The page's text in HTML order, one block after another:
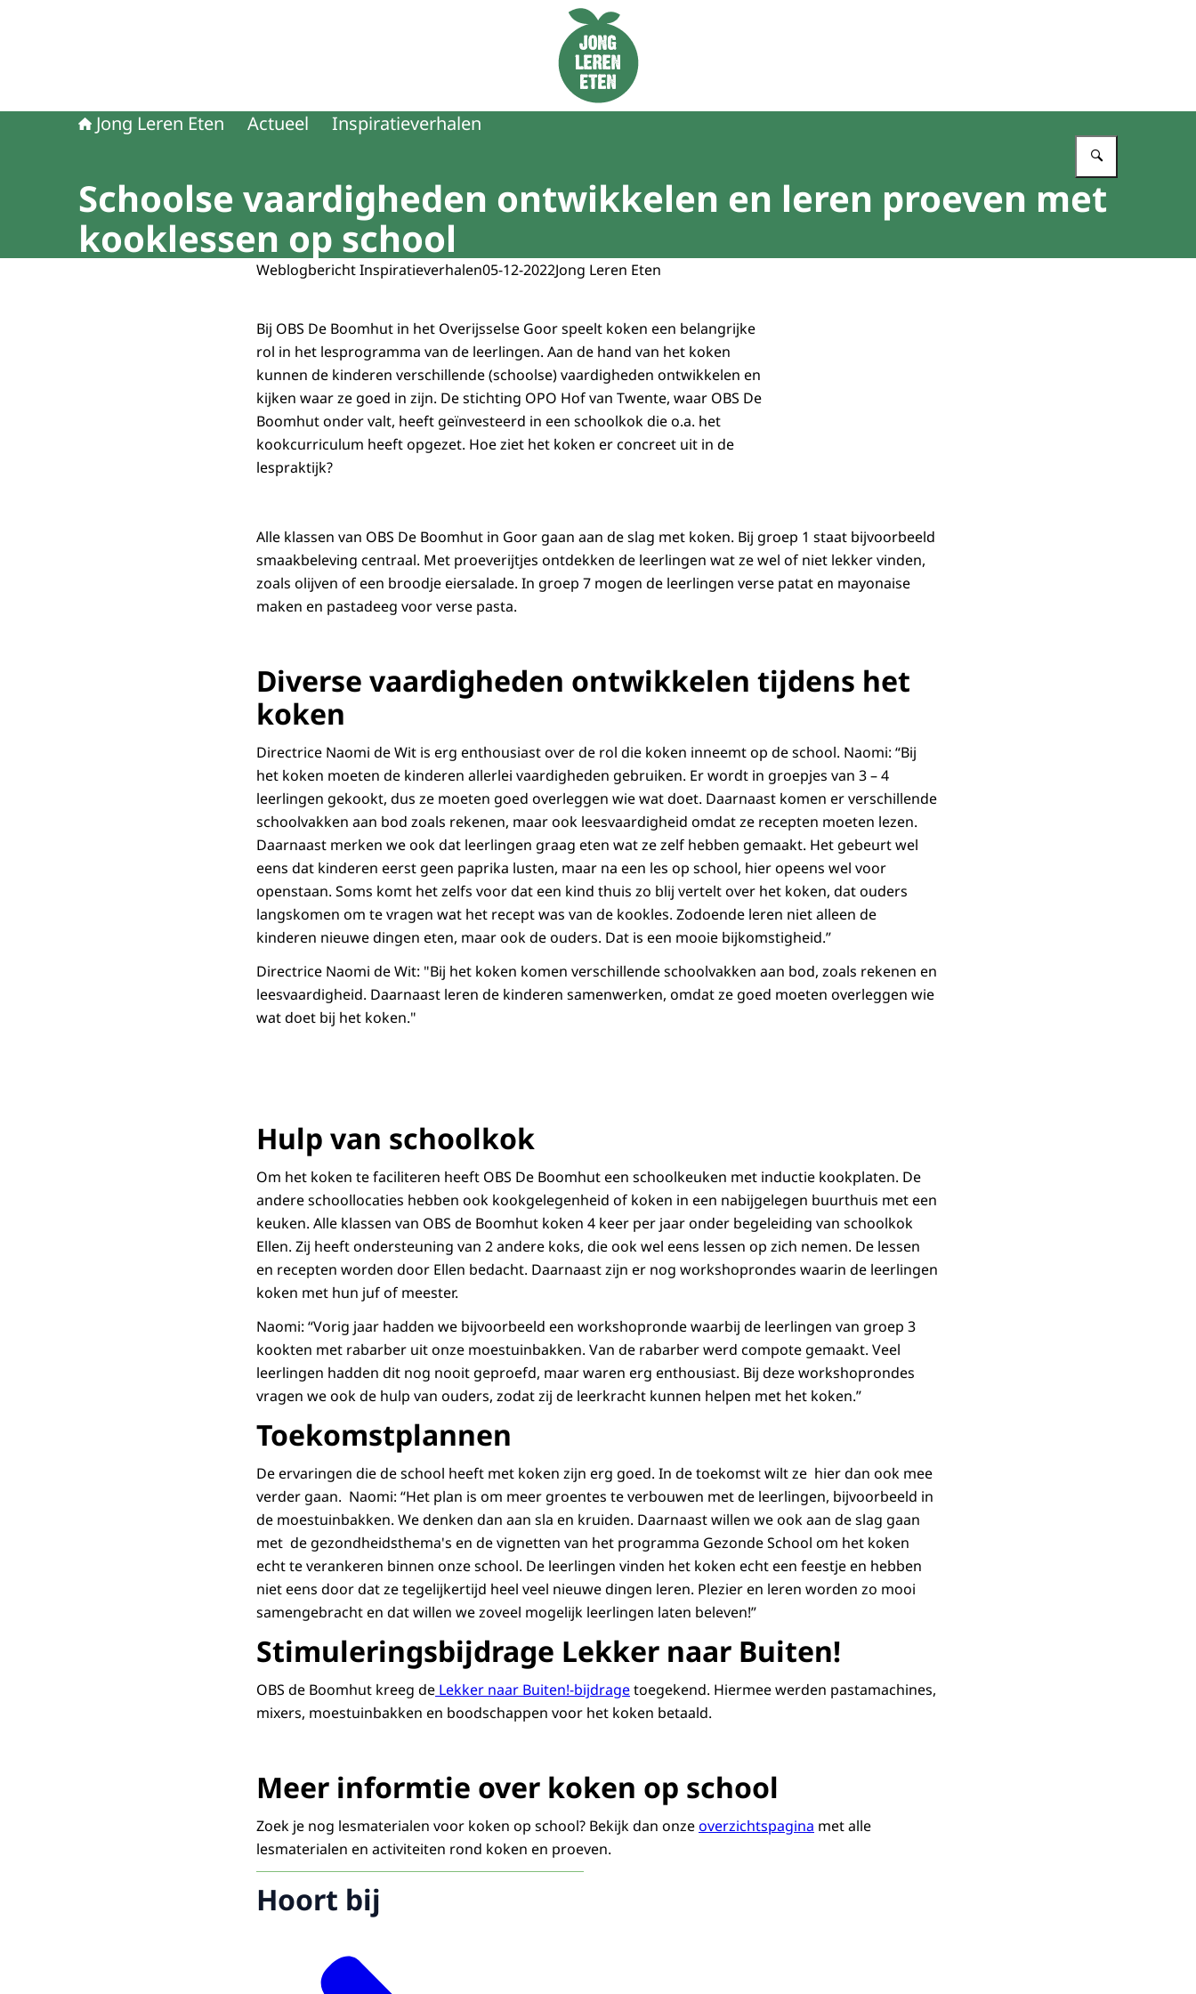
Naar de homepage van Jong Leren Eten
Jong Leren Eten Actueel Inspiratieverhalen
Schoolse vaardigheden ontwikkelen en leren proeven met
kooklessen op school
Weblogbericht Inspiratieverhalen05-12-2022Jong Leren Eten
Bij OBS De Boomhut in het Overijsselse Goor speelt koken een belangrijke
rol in het lesprogramma van de leerlingen. Aan de hand van het koken
kunnen de kinderen verschillende (schoolse) vaardigheden ontwikkelen en
kijken waar ze goed in zijn. De stichting OPO Hof van Twente, waar OBS De
Boomhut onder valt, heeft geïnvesteerd in een schoolkok die o.a. het
kookcurriculum heeft opgezet. Hoe ziet het koken er concreet uit in de
lespraktijk?
Alle klassen van OBS De Boomhut in Goor gaan aan de slag met koken. Bij groep 1 staat bijvoorbeeld
smaakbeleving centraal. Met proeverijtjes ontdekken de leerlingen wat ze wel of niet lekker vinden,
zoals olijven of een broodje eiersalade. In groep 7 mogen de leerlingen verse patat en mayonaise
maken en pastadeeg voor verse pasta.
Diverse vaardigheden ontwikkelen tijdens het
koken
Directrice Naomi de Wit is erg enthousiast over de rol die koken inneemt op de school. Naomi: “Bij
het koken moeten de kinderen allerlei vaardigheden gebruiken. Er wordt in groepjes van 3 – 4
leerlingen gekookt, dus ze moeten goed overleggen wie wat doet. Daarnaast komen er verschillende
schoolvakken aan bod zoals rekenen, maar ook leesvaardigheid omdat ze recepten moeten lezen.
Daarnaast merken we ook dat leerlingen graag eten wat ze zelf hebben gemaakt. Het gebeurt wel
eens dat kinderen eerst geen paprika lusten, maar na een les op school, hier opeens wel voor
openstaan. Soms komt het zelfs voor dat een kind thuis zo blij vertelt over het koken, dat ouders
langskomen om te vragen wat het recept was van de kookles. Zodoende leren niet alleen de
kinderen nieuwe dingen eten, maar ook de ouders. Dat is een mooie bijkomstigheid.”
Directrice Naomi de Wit: "Bij het koken komen verschillende schoolvakken aan bod, zoals rekenen en
leesvaardigheid. Daarnaast leren de kinderen samenwerken, omdat ze goed moeten overleggen wie
wat doet bij het koken."
Hulp van schoolkok
Om het koken te faciliteren heeft OBS De Boomhut een schoolkeuken met inductie kookplaten. De
andere schoollocaties hebben ook kookgelegenheid of koken in een nabijgelegen buurthuis met een
keuken. Alle klassen van OBS de Boomhut koken 4 keer per jaar onder begeleiding van schoolkok
Ellen. Zij heeft ondersteuning van 2 andere koks, die ook wel eens lessen op zich nemen. De lessen
en recepten worden door Ellen bedacht. Daarnaast zijn er nog workshoprondes waarin de leerlingen
koken met hun juf of meester.
Naomi: “Vorig jaar hadden we bijvoorbeeld een workshopronde waarbij de leerlingen van groep 3
kookten met rabarber uit onze moestuinbakken. Van de rabarber werd compote gemaakt. Veel
leerlingen hadden dit nog nooit geproefd, maar waren erg enthousiast. Bij deze workshoprondes
vragen we ook de hulp van ouders, zodat zij de leerkracht kunnen helpen met het koken.”
Toekomstplannen
De ervaringen die de school heeft met koken zijn erg goed. In de toekomst wilt ze hier dan ook mee
verder gaan. Naomi: “Het plan is om meer groentes te verbouwen met de leerlingen, bijvoorbeeld in
de moestuinbakken. We denken dan aan sla en kruiden. Daarnaast willen we ook aan de slag gaan
met de gezondheidsthema's en de vignetten van het programma Gezonde School om het koken
echt te verankeren binnen onze school. De leerlingen vinden het koken echt een feestje en hebben
niet eens door dat ze tegelijkertijd heel veel nieuwe dingen leren. Plezier en leren worden zo mooi
samengebracht en dat willen we zoveel mogelijk leerlingen laten beleven!”
Stimuleringsbijdrage Lekker naar Buiten!
OBS de Boomhut kreeg de Lekker naar Buiten!-bijdragetoegekend. Hiermee werden pastamachines,
mixers, moestuinbakken en boodschappen voor het koken betaald.
Meer informtie over koken op school
Zoek je nog lesmaterialen voor koken op school? Bekijk dan onzeoverzichtspagina met alle
lesmaterialen en activiteiten rond koken en proeven.
Hoort bij